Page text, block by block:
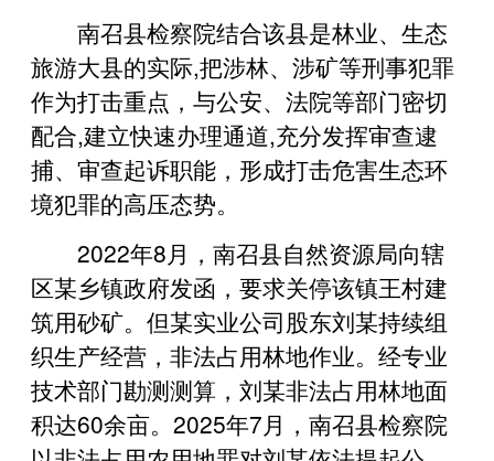
南召县检察院结合该县是林业、生态
旅游大县的实际,把涉林、涉矿等刑事犯罪
作为打击重点，与公安、法院等部门密切
配合,建立快速办理通道,充分发挥审查逮
捕、审查起诉职能，形成打击危害生态环
境犯罪的高压态势。
2022年8月，南召县自然资源局向辖
区某乡镇政府发函，要求关停该镇王村建
筑用砂矿。但某实业公司股东刘某持续组
织生产经营，非法占用林地作业。经专业
技术部门勘测测算，刘某非法占用林地面
积达60余亩。2025年7月，南召县检察院